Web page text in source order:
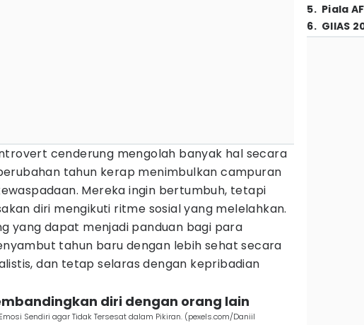
cenderung mengolah banyak hal secara
tahun kerap menimbulkan campuran
Mereka ingin bertumbuh, tetapi
diri mengikuti ritme sosial yang melelahkan.
yang dapat menjadi panduan bagi para
tahun baru dengan lebih sehat secara
dan tetap selaras dengan kepribadian
diri dengan orang lain
Sendiri agar Tidak Tersesat dalam Pikiran. (pexels.com/Daniil
5. Piala
6. GIIAS